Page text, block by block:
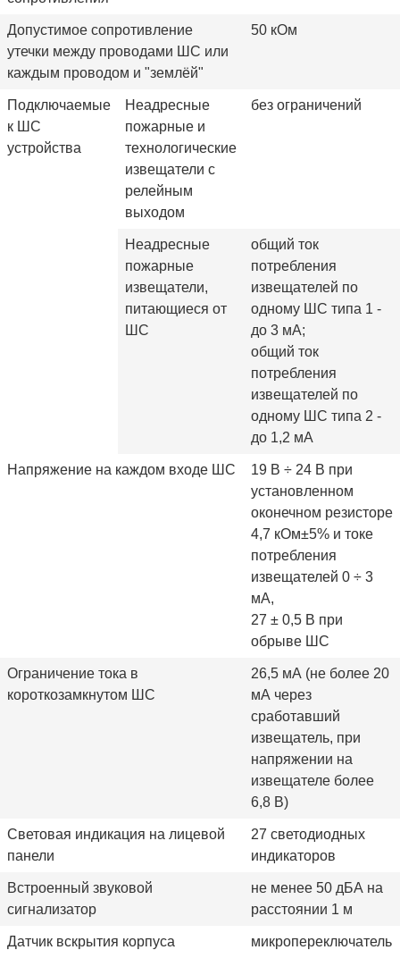
Допустимое сопротивление
утечки между проводами ШС или
каждым проводом и "землёй"
50 кОм
Подключаемые
к ШС
устройства
Неадресные
пожарные и
технологические
извещатели с
релейным
выходом
без ограничений
Неадресные
пожарные
извещатели,
питающиеся от
ШС
общий ток
потребления
извещателей по
одному ШС типа 1 -
до 3 мА;
общий ток
потребления
извещателей по
одному ШС типа 2 -
до 1,2 мА
Напряжение на каждом входе ШС
19 В ÷ 24 В при
установленном
оконечном резисторе
4,7 кОм±5% и токе
потребления
извещателей 0 ÷ 3
мА,
27 ± 0,5 В при
обрыве ШС
Ограничение тока в
короткозамкнутом ШС
26,5 мА (не более 20
мА через
сработавший
извещатель, при
напряжении на
извещателе более
6,8 В)
Световая индикация на лицевой
панели
27 светодиодных
индикаторов
Встроенный звуковой
сигнализатор
не менее 50 дБА на
расстоянии 1 м
Датчик вскрытия корпуса микропереключатель